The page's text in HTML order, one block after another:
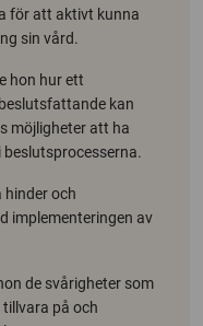
för att aktivt kunna
sin vård.
hon hur ett
kan
möjligheter att ha
hinder och
implementeringen av
de svårigheter som
på och